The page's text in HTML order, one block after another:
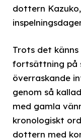
dottern
Trots det
fortsättning på
överraskande
genom så
med gamla
kronologiskt
dottern med